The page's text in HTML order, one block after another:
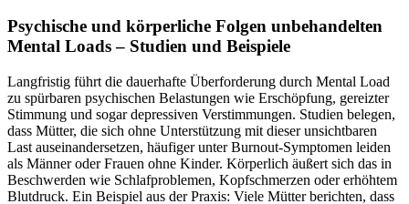
Psychische und körperliche Folgen unbehandelten
Mental Loads – Studien und Beispiele
Langfristig führt die dauerhafte Überforderung durch Mental Load
zu spürbaren psychischen Belastungen wie Erschöpfung, gereizter
Stimmung und sogar depressiven Verstimmungen. Studien belegen,
dass Mütter, die sich ohne Unterstützung mit dieser unsichtbaren
Last auseinandersetzen, häufiger unter Burnout-Symptomen leiden
als Männer oder Frauen ohne Kinder. Körperlich äußert sich das in
Beschwerden wie Schlafproblemen, Kopfschmerzen oder erhöhtem
Blutdruck. Ein Beispiel aus der Praxis: Viele Mütter berichten, dass